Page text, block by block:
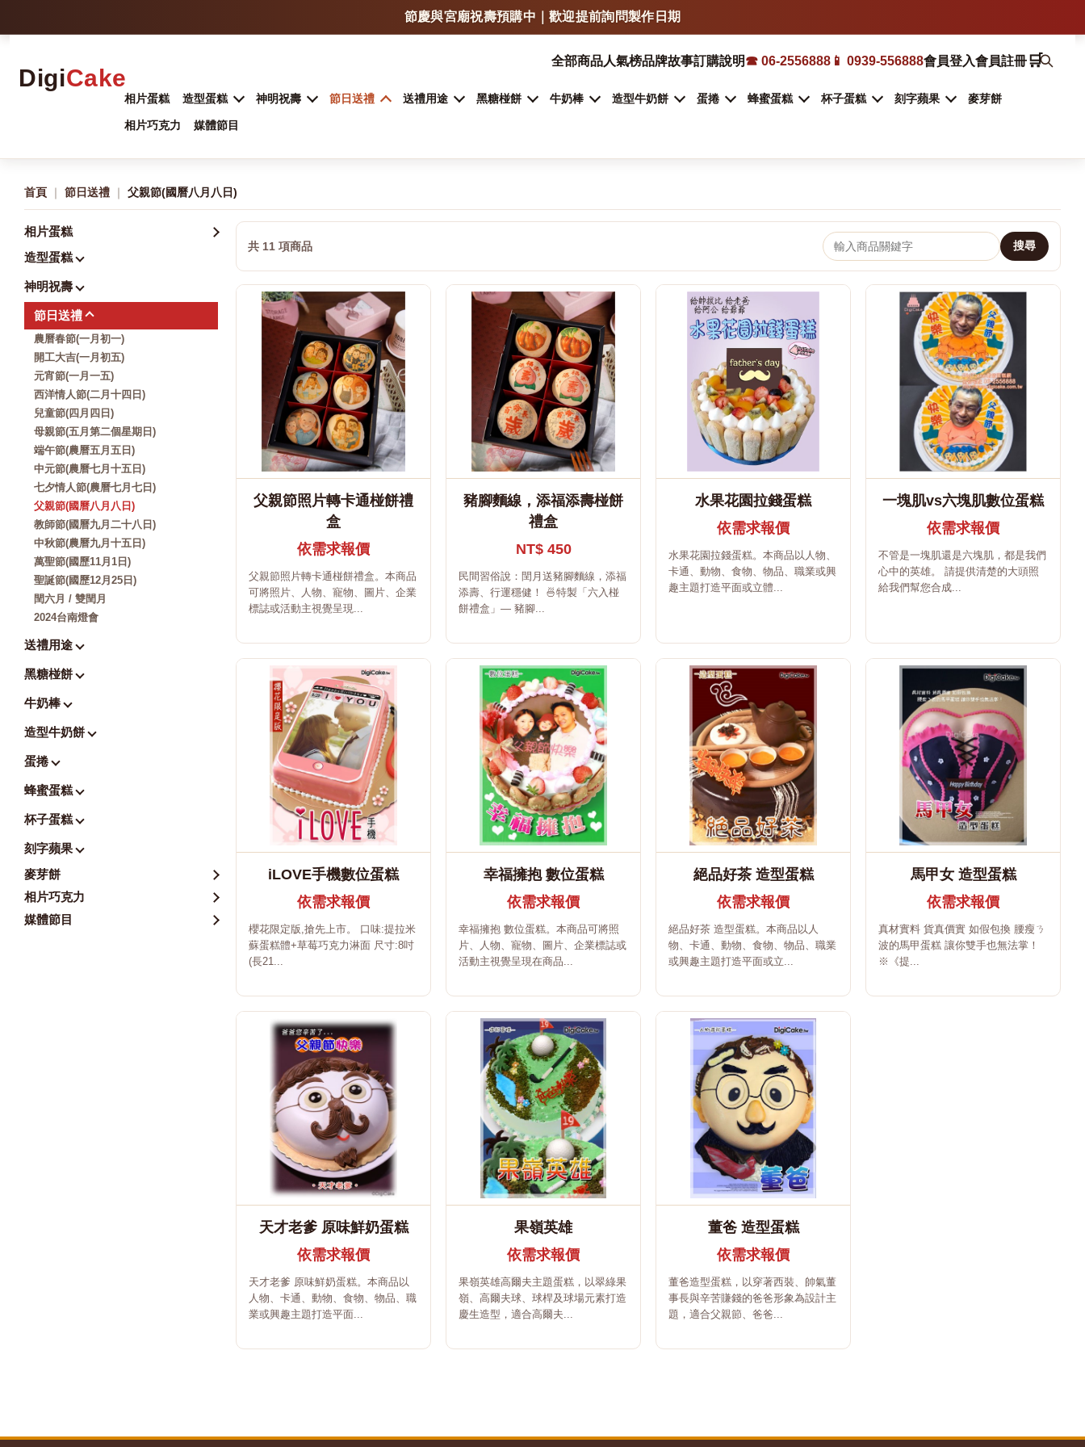
節慶與宮廟祝壽預購中｜歡迎提前詢問製作日期
LINE 傳照片 / LOGO / 文字，可快速估價與確認製作方式
DigiCake
全部商品人氣榜品牌故事訂購說明☎ 06-2556888 📱 0939-556888會員登入會員註冊🛒
相片蛋糕 造型蛋糕 神明祝壽 節日送禮 送禮用途 黑糖椪餅 牛奶棒 造型牛奶餅 蛋捲 蜂蜜蛋糕 杯子蛋糕 刻字蘋果 麥芽餅
相片巧克力 媒體節目
首頁 ｜ 節日送禮 ｜ 父親節(國曆八月八日)
相片蛋糕
造型蛋糕
神明祝壽
節日送禮
農曆春節(一月初一)
開工大吉(一月初五)
元宵節(一月一五)
西洋情人節(二月十四日)
兒童節(四月四日)
母親節(五月第二個星期日)
端午節(農曆五月五日)
中元節(農曆七月十五日)
七夕情人節(農曆七月七日)
父親節(國曆八月八日)
教師節(國曆九月二十八日)
中秋節(農曆九月十五日)
萬聖節(國歷11月1日)
聖誕節(國歷12月25日)
閏六月 / 雙閏月
2024台南燈會
送禮用途
黑糖椪餅
牛奶棒
造型牛奶餅
蛋捲
蜂蜜蛋糕
杯子蛋糕
刻字蘋果
麥芽餅
相片巧克力
媒體節目
共 11 項商品
父親節照片轉卡通椪餅禮
盒
依需求報價
父親節照片轉卡通椪餅禮盒。本商品
可將照片、人物、寵物、圖片、企業
標誌或活動主視覺呈現...
豬腳麵線，添福添壽椪餅
禮盒
NT$ 450
民間習俗說：閏月送豬腳麵線，添福
添壽、行運穩健！ 🍜特製「六入椪
餅禮盒」— 豬腳...
水果花園拉錢蛋糕
依需求報價
水果花園拉錢蛋糕。本商品以人物、
卡通、動物、食物、物品、職業或興
趣主題打造平面或立體...
一塊肌vs六塊肌數位蛋糕
依需求報價
不管是一塊肌還是六塊肌，都是我們
心中的英雄。 請提供清楚的大頭照
給我們幫您合成...
iLOVE手機數位蛋糕
依需求報價
櫻花限定版,搶先上市。 口味:提拉米
蘇蛋糕體+草莓巧克力淋面 尺寸:8吋
(長21...
幸福擁抱 數位蛋糕
依需求報價
幸福擁抱 數位蛋糕。本商品可將照
片、人物、寵物、圖片、企業標誌或
活動主視覺呈現在商品...
絕品好茶 造型蛋糕
依需求報價
絕品好茶 造型蛋糕。本商品以人
物、卡通、動物、食物、物品、職業
或興趣主題打造平面或立...
馬甲女 造型蛋糕
依需求報價
真材實料 貨真價實 如假包換 腰瘦ㄋ
波的馬甲蛋糕 讓你雙手也無法掌！
※《提...
天才老爹 原味鮮奶蛋糕
依需求報價
天才老爹 原味鮮奶蛋糕。本商品以
人物、卡通、動物、食物、物品、職
業或興趣主題打造平面...
果嶺英雄
依需求報價
果嶺英雄高爾夫主題蛋糕，以翠綠果
嶺、高爾夫球、球桿及球場元素打造
慶生造型，適合高爾夫...
董爸 造型蛋糕
依需求報價
董爸造型蛋糕，以穿著西裝、帥氣董
事長與辛苦賺錢的爸爸形象為設計主
題，適合父親節、爸爸...